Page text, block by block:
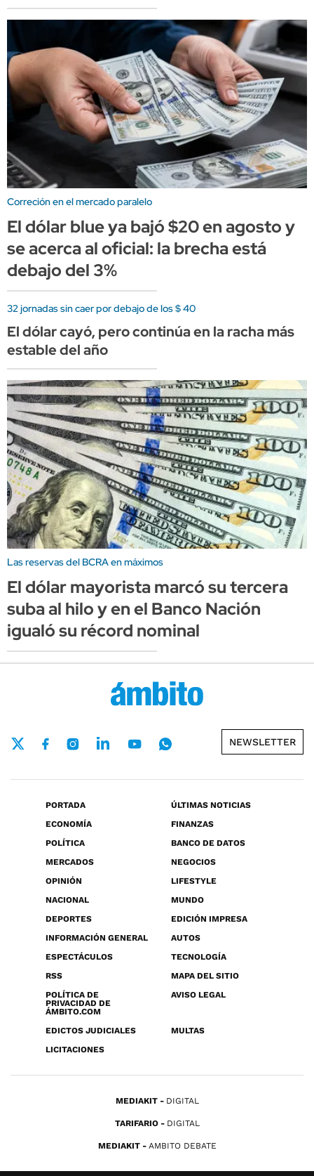
Correción en el mercado paralelo
El dólar blue ya bajó $20 en agosto y
se acerca al oficial: la brecha está
debajo del 3%
32 jornadas sin caer por debajo de los $ 40
El dólar cayó, pero continúa en la racha más
estable del año
Las reservas del BCRA en máximos
El dólar mayorista marcó su tercera
suba al hilo y en el Banco Nación
igualó su récord nominal
NEWSLETTER
PORTADA
ÚLTIMAS NOTICIAS
ECONOMÍA
FINANZAS
POLÍTICA
BANCO DE DATOS
MERCADOS
NEGOCIOS
OPINIÓN
LIFESTYLE
NACIONAL
MUNDO
DEPORTES
EDICIÓN IMPRESA
INFORMACIÓN GENERAL
AUTOS
ESPECTÁCULOS
TECNOLOGÍA
RSS
MAPA DEL SITIO
POLÍTICA DE
PRIVACIDAD DE
ÁMBITO.COM
AVISO LEGAL
EDICTOS JUDICIALES
MULTAS
LICITACIONES
MEDIAKIT DIGITAL
TARIFARIO DIGITAL
MEDIAKIT AMBITO DEBATE